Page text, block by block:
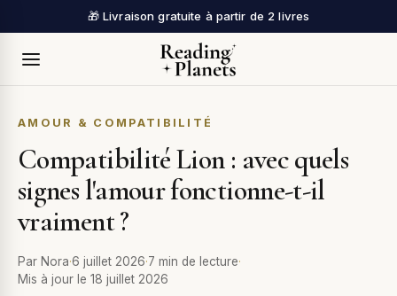
🎁 Livraison gratuite à partir de 2 livres
AMOUR & COMPATIBILITÉ
Compatibilité Lion : avec quels
signes l'amour fonctionne-t-il
vraiment ?
Par Nora·6 juillet 2026·7 min de lecture·
Mis à jour le 18 juillet 2026